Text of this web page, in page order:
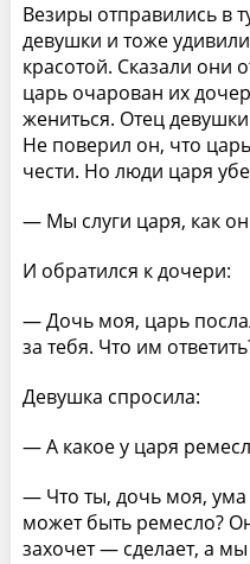
Везиры отправились в
девушки и тоже
красотой. Сказали они
царь очарован их
жениться. Отец
Не поверил он, что
чести. Но люди царя
— Мы слуги царя, как он
И обратился к дочери:
— Дочь моя, царь
за тебя. Что им
Девушка спросила:
— А какое у царя
— Что ты, дочь моя, ума
может быть ремесло?
захочет — сделает, а